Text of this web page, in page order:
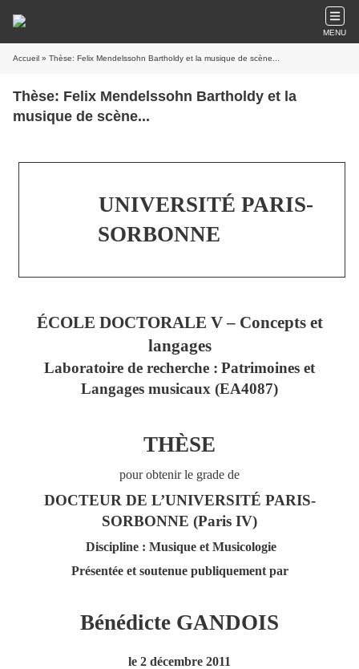
MENU
Accueil » Thèse: Felix Mendelssohn Bartholdy et la musique de scène...
Thèse: Felix Mendelssohn Bartholdy et la
musique de scène...
UNIVERSITÉ PARIS-
SORBONNE
ÉCOLE DOCTORALE V – Concepts et
langages
Laboratoire de recherche : Patrimoines et
Langages musicaux (EA4087)
THÈSE
pour obtenir le grade de
DOCTEUR DE L’UNIVERSITÉ PARIS-
SORBONNE (Paris IV)
Discipline : Musique et Musicologie
Présentée et soutenue publiquement par
Bénédicte GANDOIS
le 2 décembre 2011